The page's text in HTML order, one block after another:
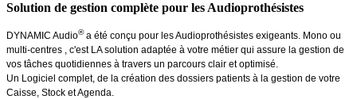
Solution de gestion complète pour les Audioprothésistes
DYNAMIC Audio®a été conçu pour les Audioprothésistes exigeants. Mono ou
multi-centres , c'est LA solution adaptée à votre métier qui assure la gestion de
vos tâches quotidiennes à travers un parcours clair et optimisé.
Un Logiciel complet, de la création des dossiers patients à la gestion de votre
Caisse, Stock et Agenda.